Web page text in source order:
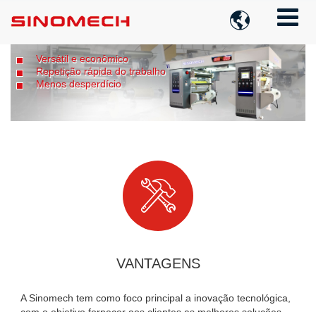

Versátil e econômico
Repetição rápida do trabalho
Menos desperdício

VANTAGENS
A Sinomech tem como foco principal a inovação tecnológica,